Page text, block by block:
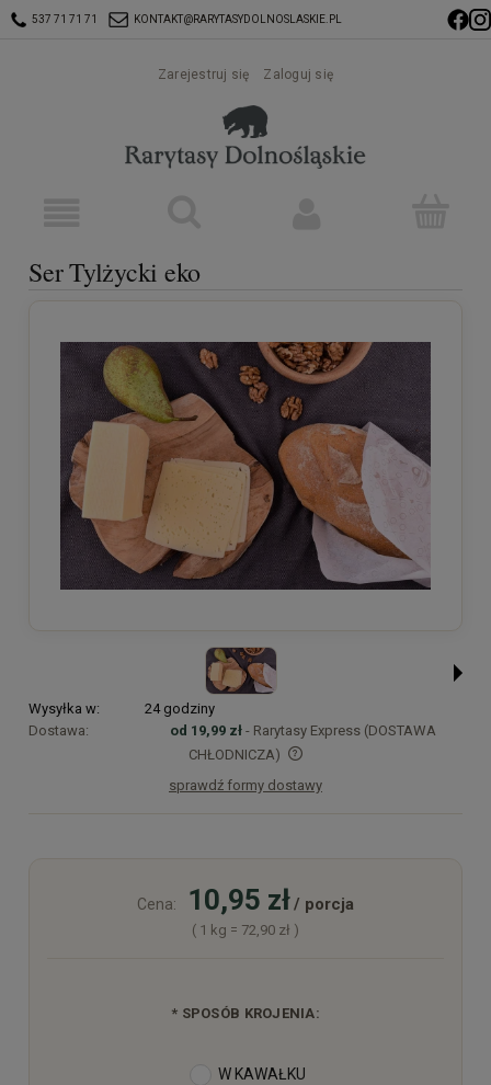
537 71 71 71 KONTAKT@RARYTASYDOLNOSLASKIE.PL
Zarejestruj się Zaloguj się
Ser Tylżycki eko
Wysyłka w:
24 godziny
Dostawa:
od 19,99 zł - Rarytasy Express (DOSTAWA
CHŁODNICZA)
Cena nie zawiera ewentualnych kosztów płatności
sprawdź formy dostawy
Cena: 10,95 zł/ porcja
( 1 kg = 72,90 zł )
* SPOSÓB KROJENIA:
W KAWAŁKU